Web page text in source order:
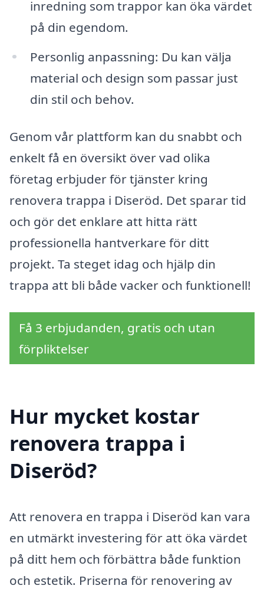
inredning som trappor kan öka värdet
på din egendom.
Personlig anpassning: Du kan välja
material och design som passar just
din stil och behov.
Genom vår plattform kan du snabbt och
enkelt få en översikt över vad olika
företag erbjuder för tjänster kring
renovera trappa i Diseröd. Det sparar tid
och gör det enklare att hitta rätt
professionella hantverkare för ditt
projekt. Ta steget idag och hjälp din
trappa att bli både vacker och funktionell!
Få 3 erbjudanden, gratis och utan
förpliktelser
Hur mycket kostar
renovera trappa i
Diseröd?
Att renovera en trappa i Diseröd kan vara
en utmärkt investering för att öka värdet
på ditt hem och förbättra både funktion
och estetik. Priserna för renovering av